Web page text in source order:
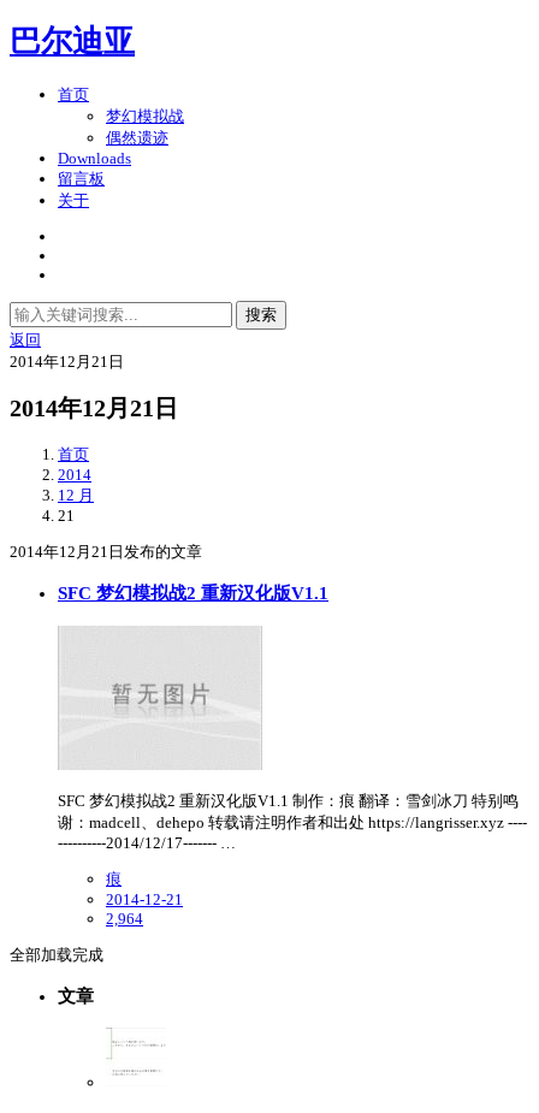
巴尔迪亚
首页
梦幻模拟战
偶然遗迹
Downloads
留言板
关于
搜索
返回
2014年12月21日
2014年12月21日
首页
2014
12 月
21
2014年12月21日发布的文章
SFC 梦幻模拟战2 重新汉化版V1.1
SFC 梦幻模拟战2 重新汉化版V1.1 制作：痕 翻译：雪剑冰刀 特别鸣
谢：madcell、dehepo 转载请注明作者和出处 https://langrisser.xyz ----
----------2014/12/17------- …
痕
2014-12-21
2,964
全部加载完成
文章